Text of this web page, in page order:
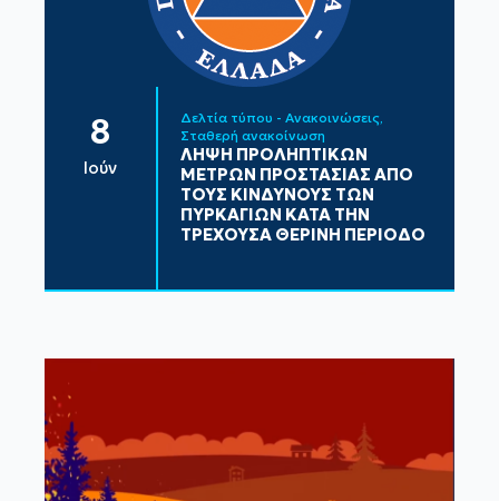
8
Ιούν
Δελτία τύπου - Ανακοινώσεις
Σταθερή ανακοίνωση
ΛΗΨΗ ΠΡΟΛΗΠΤΙΚΩΝ
ΜΕΤΡΩΝ ΠΡΟΣΤΑΣΙΑΣ ΑΠΟ
ΤΟΥΣ ΚΙΝΔΥΝΟΥΣ ΤΩΝ
ΠΥΡΚΑΓΙΩΝ ΚΑΤΑ ΤΗΝ
ΤΡΕΧΟΥΣΑ ΘΕΡΙΝΗ ΠΕΡΙΟΔΟ